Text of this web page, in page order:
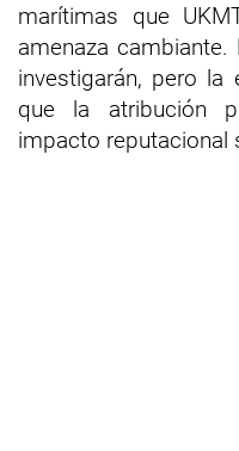
marítimas que
amenaza cambiante.
investigarán, pero la
que la atribución
impacto reputacional